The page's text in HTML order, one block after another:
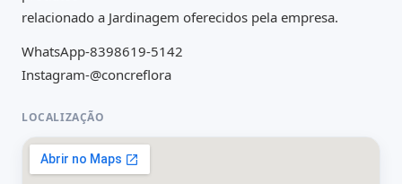
relacionado a Jardinagem oferecidos pela empresa.
WhatsApp-8398619-5142
Instagram-@concreflora
LOCALIZAÇÃO